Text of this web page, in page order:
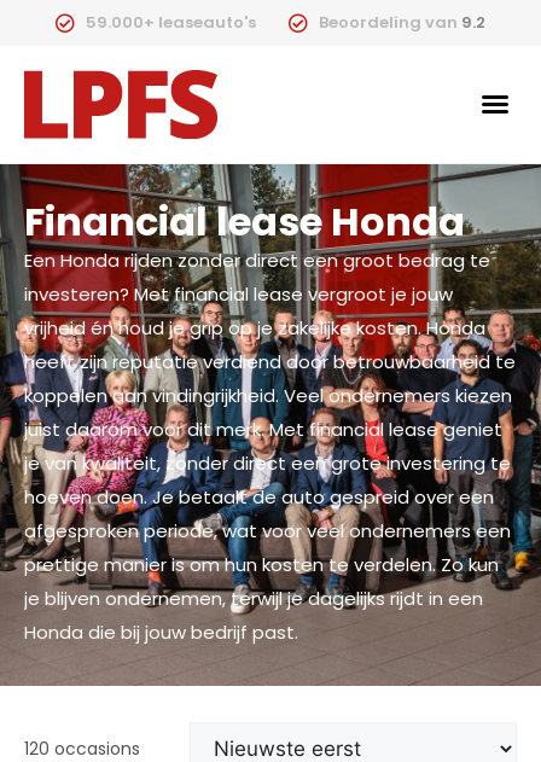
59.000+ leaseauto's Beoordeling van 9.2
Financial lease Honda
Een Honda rijden zonder direct een groot bedrag te
investeren? Met financial lease vergroot je jouw
vrijheid én houd je grip op je zakelijke kosten. Honda
heeft zijn reputatie verdiend door betrouwbaarheid te
koppelen aan vindingrijkheid. Veel ondernemers kiezen
juist daarom voor dit merk. Met financial lease geniet
je van kwaliteit, zonder direct een grote investering te
hoeven doen. Je betaalt de auto gespreid over een
afgesproken periode, wat voor veel ondernemers een
prettige manier is om hun kosten te verdelen. Zo kun
je blijven ondernemen, terwijl je dagelijks rijdt in een
Honda die bij jouw bedrijf past.
120 occasions